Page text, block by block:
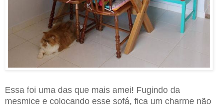
Essa foi uma das que mais amei! Fugindo da
mesmice e colocando esse sofá, fica um charme não